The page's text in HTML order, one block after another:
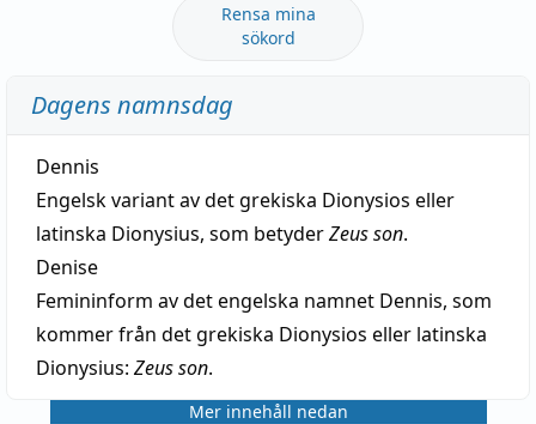
Rensa mina
sökord
Dagens namnsdag
Dennis
Engelsk variant av det grekiska Dionysios eller
latinska Dionysius, som betyderZeus son.
Denise
Femininform av det engelska namnet Dennis, som
kommer från det grekiska Dionysios eller latinska
Dionysius: Zeus son.
Mer innehåll nedan